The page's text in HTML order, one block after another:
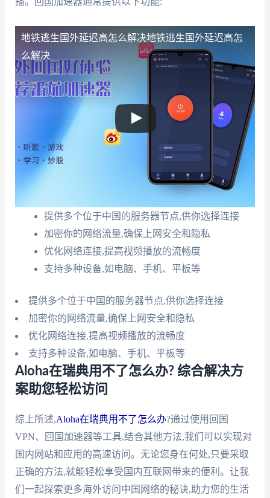
地铁逃生国外延迟高怎么解决地铁逃生国外延迟高怎
么解决
提供多个位于中国的服务器节点,供你选择连接
加密你的网络流量,确保上网安全和隐私
优化网络连接,提高视频播放的流畅度
支持多种设备,如电脑、手机、平板等
提供多个位于中国的服务器节点,供你选择连接
加密你的网络流量,确保上网安全和隐私
优化网络连接,提高视频播放的流畅度
支持多种设备,如电脑、手机、平板等
Aloha在瑞典用不了怎么办? 综合解决方
案助您轻松访问
综上所述,Aloha在瑞典用不了怎么办?通过使用回国
VPN、回国加速器等工具,结合其他方法,我们可以实现对
国内网站和应用的高速访问。无论您身在何处,只要采取
正确的方法,就能轻松享受国内互联网带来的便利。让我
们一起探索更多海外访问中国网络的秘诀,助力您的生活